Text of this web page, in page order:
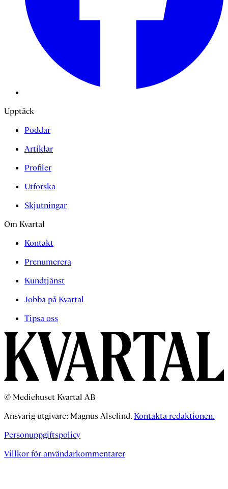
Upptäck
Poddar
Artiklar
Profiler
Utforska
Skjutningar
Om Kvartal
Kontakt
Prenumerera
Kundtjänst
Jobba på Kvartal
Tipsa oss
© Mediehuset Kvartal AB
Ansvarig utgivare: Magnus Alselind. Kontakta redaktionen.
Personuppgiftspolicy
Villkor för användarkommentarer